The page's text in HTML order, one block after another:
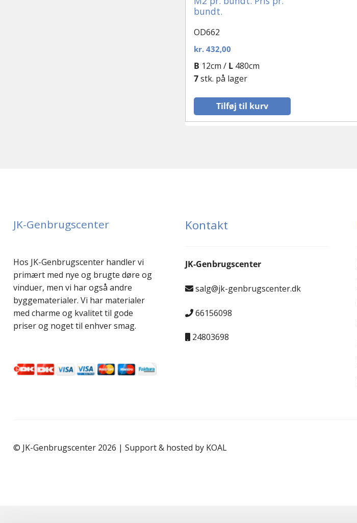
bundt.
OD662
kr.432,00
Tilføj til kurv
B 12cm / L480cm
7stk. på lager
JK-Genbrugscenter
Hos JK-Genbrugscenter handler vi
primært med nye og brugte døre og
vinduer, men vi har også andre
byggematerialer. Vi har materialer
med charme og kvalitet til gode
priser og noget til enhver smag.
Kontakt
JK-Genbrugscenter
salg@jk-genbrugscenter.dk
66156098
24803698
© JK-Genbrugscenter 2026 | Support & hosted by KOAL